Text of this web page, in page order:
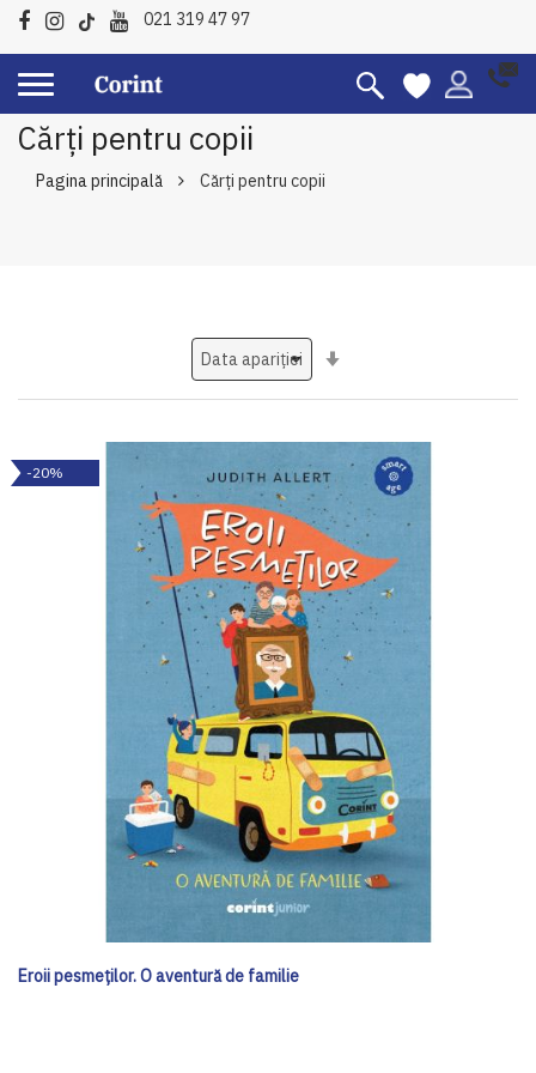
021 319 47 97
Cărți pentru copii
Pagina principală Cărți pentru copii
-20%
Eroii pesmeților. O aventură de familie